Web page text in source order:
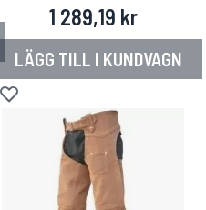
1 289,19 kr
LÄGG TILL I KUNDVAGN
Lägg till i önskelista